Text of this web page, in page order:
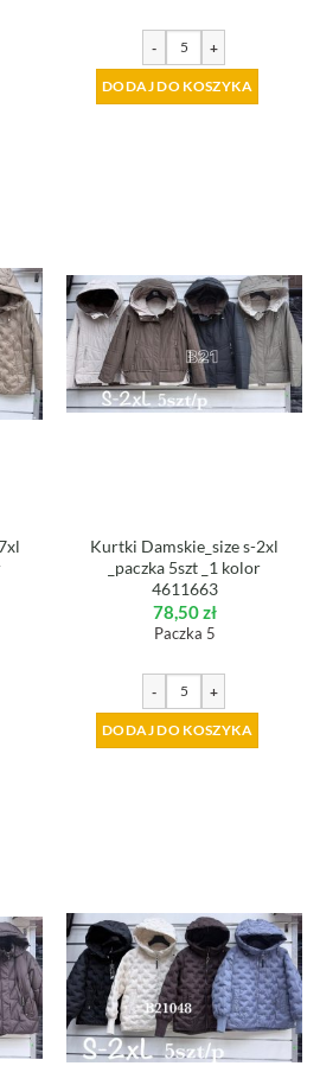
- +
DODAJ DO KOSZYKA
Kurtki Damskie_size s-2xl
_paczka 5szt _1 kolor
4611663
78,50zł
Paczka 5
- +
DODAJ DO KOSZYKA